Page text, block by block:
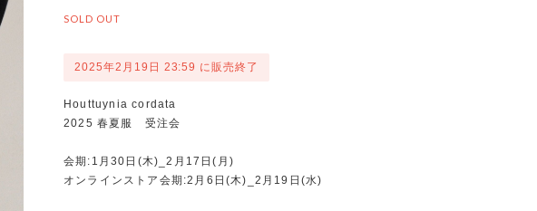
SOLD OUT
2025年2月19日 23:59 に販売終了
Houttuynia cordata
2025 春夏服 受注会
会期:1月30日(木)_2月17日(月)
オンラインストア会期:2月6日(木)_2月19日(水)